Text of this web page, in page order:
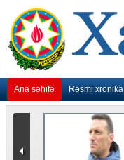
Ana səhifə Rəsmi xronika